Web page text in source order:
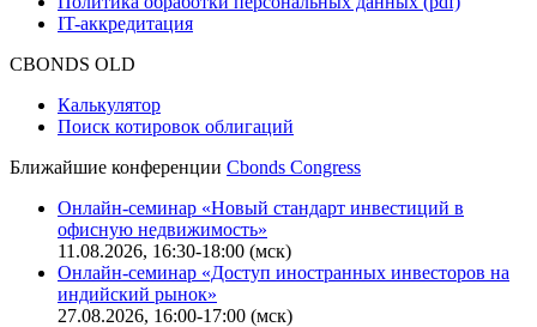
IT-аккредитация
CBONDS OLD
Калькулятор
Поиск котировок облигаций
Ближайшие конференции Cbonds Congress
Онлайн-семинар «Новый стандарт инвестиций в
офисную недвижимость»
11.08.2026, 16:30-18:00 (мск)
Онлайн-семинар «Доступ иностранных инвесторов на
индийский рынок»
27.08.2026, 16:00-17:00 (мск)